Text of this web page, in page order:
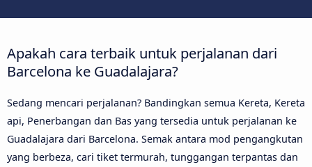
Apakah cara terbaik untuk perjalanan dari
Barcelona ke Guadalajara?
Sedang mencari perjalanan? Bandingkan semua Kereta, Kereta
api, Penerbangan dan Bas yang tersedia untuk perjalanan ke
Guadalajara dari Barcelona. Semak antara mod pengangkutan
yang berbeza, cari tiket termurah, tunggangan terpantas dan